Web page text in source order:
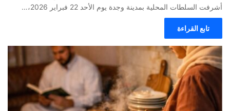
أشرفت السلطات المحلية بمدينة وجدة يوم الأحد 22 فبراير 2026،…
تابع القراءة